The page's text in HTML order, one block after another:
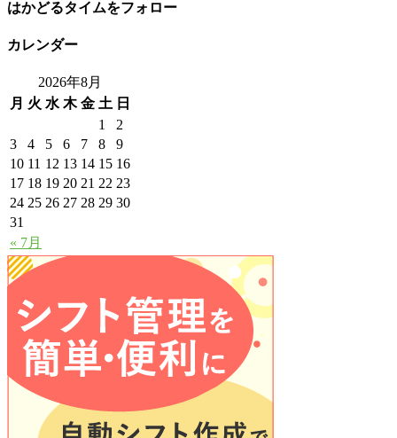
はかどるタイムをフォロー
カレンダー
2026年8月
月 火 水 木 金 土 日
« 7月
1
2
3
4 5 6 7 8
9
10 11 12 13 14 15 16
17 18 19 20 21 22 23
24 25 26 27 28 29 30
31